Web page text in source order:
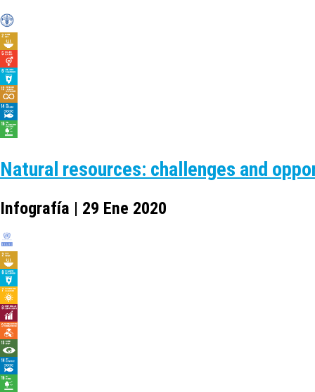
Natural resources: challenges and
Infografía | 29 Ene 2020